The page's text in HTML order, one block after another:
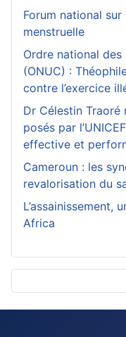
Forum national sur
menstruelle
Ordre national
(ONUC) :
contre l’exercice
Dr Célestin
posés par
effective et
Cameroun : les
revalorisation du
L’assainissement,
Africa